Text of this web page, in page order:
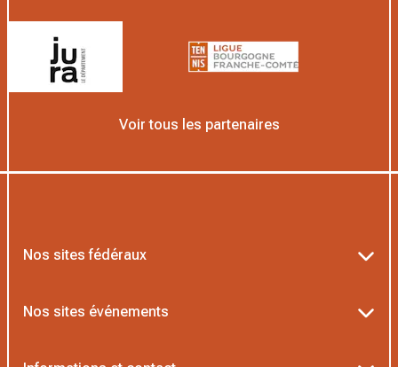
Voir tous les partenaires
Nos sites fédéraux
Nos sites événements